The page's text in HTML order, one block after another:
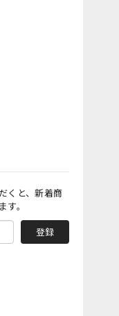
くと、新着商
す。
登録